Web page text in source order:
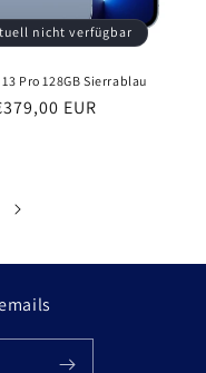
nicht verfügbar
Pro 128GB Sierrablau
EUR